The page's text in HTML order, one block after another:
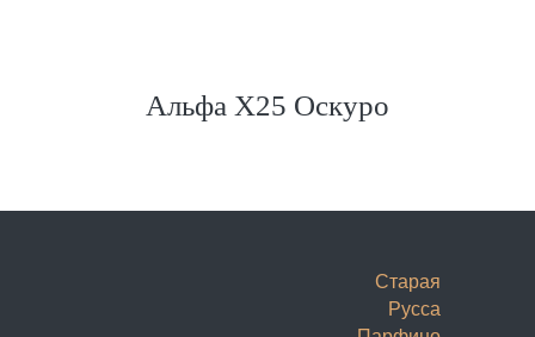
Альфа Х25 Оскуро
Старая
Русса